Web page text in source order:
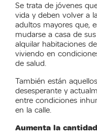
Se trata de jóvenes
vida y deben volver a
adultos mayores que,
mudarse a casa de
alquilar habitaciones
viviendo en
de salud.
También están
desesperante y
entre condiciones
en la calle.
Aumenta la